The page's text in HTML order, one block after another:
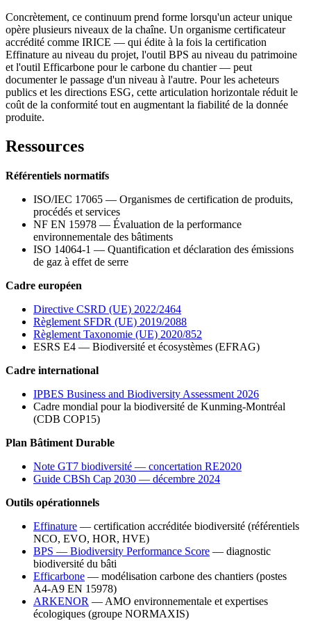
Concrètement, ce continuum prend forme lorsqu'un acteur unique
opère plusieurs niveaux de la chaîne. Un organisme certificateur
accrédité comme IRICE — qui édite à la fois la certification
Effinature au niveau du projet, l'outil BPS au niveau du patrimoine
et l'outil Efficarbone pour le carbone du chantier — peut
documenter le passage d'un niveau à l'autre. Pour les acheteurs
publics et les directions ESG, cette articulation horizontale réduit le
coût de la conformité tout en augmentant la fiabilité de la donnée
produite.
Ressources
Référentiels normatifs
ISO/IEC 17065 — Organismes de certification de produits,
procédés et services
NF EN 15978 — Évaluation de la performance
environnementale des bâtiments
ISO 14064-1 — Quantification et déclaration des émissions
de gaz à effet de serre
Cadre européen
Directive CSRD (UE) 2022/2464
Règlement SFDR (UE) 2019/2088
Règlement Taxonomie (UE) 2020/852
ESRS E4 — Biodiversité et écosystèmes (EFRAG)
Cadre international
IPBES Business and Biodiversity Assessment 2026
Cadre mondial pour la biodiversité de Kunming-Montréal
(CDB COP15)
Plan Bâtiment Durable
Note GT7 biodiversité — concertation RE2020
Guide CBSh Cap 2030 — décembre 2024
Outils opérationnels
Effinature — certification accréditée biodiversité (référentiels
NCO, EVO, HOR, HVE)
BPS — Biodiversity Performance Score — diagnostic
biodiversité du bâti
Efficarbone — modélisation carbone des chantiers (postes
A4-A9 EN 15978)
ARKENOR — AMO environnementale et expertises
écologiques (groupe NORMAXIS)